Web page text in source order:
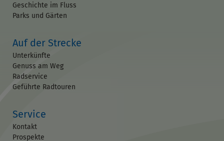
Geschichte im Fluss
Parks und Gärten
Auf der Strecke
Unterkünfte
Genuss am Weg
Radservice
Geführte Radtouren
Service
Kontakt
Prospekte